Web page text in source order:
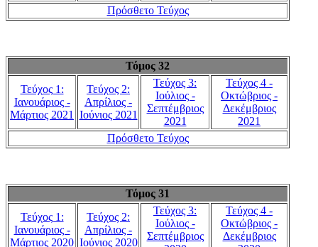
Πρόσθετο Τεύχος
Τόμος 32
Τεύχος 1:
Ιανουάριος -
Μάρτιος 2021
Τεύχος 2:
Απρίλιος -
Ιούνιος 2021
Τεύχος 3:
Ιούλιος -
Σεπτέμβριος
2021
Τεύχος 4 -
Οκτώβριος -
Δεκέμβριος
2021
Πρόσθετο Τεύχος
Τόμος 31
Τεύχος 1:
Ιανουάριος -
Μάρτιος 2020
Τεύχος 2:
Απρίλιος -
Ιούνιος 2020
Τεύχος 3:
Ιούλιος -
Σεπτέμβριος
Τεύχος 4 -
Οκτώβριος -
Δεκέμβριος